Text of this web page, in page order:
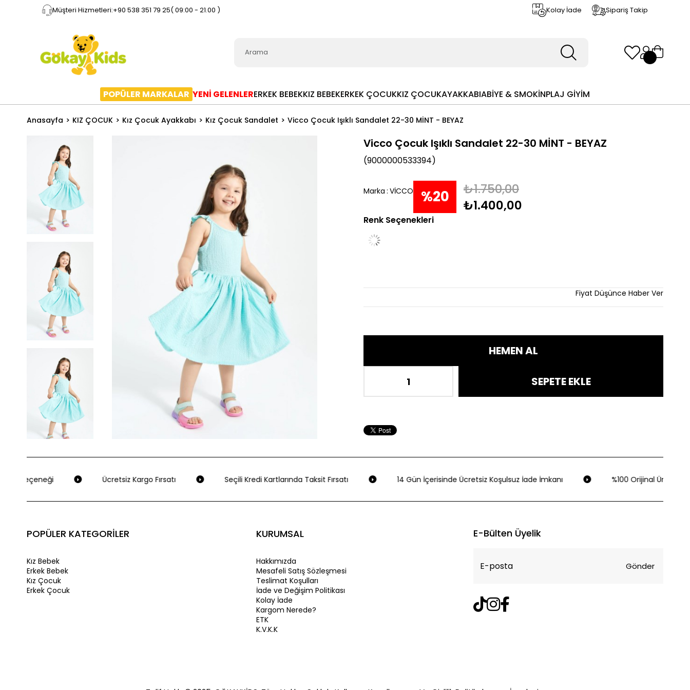
Müşteri Hizmetleri:+90 538 351 79 25( 09:00 - 21.00 ) Kolay İade Sipariş Takip
POPÜLER MARKALAR YENİ GELENLERERKEK BEBEKKIZ BEBEKERKEK ÇOCUKKIZ ÇOCUKAYAKKABIABİYE & SMOKİNPLAJ GİYİM
Anasayfa KIZ ÇOCUK Kız Çocuk Ayakkabı Kız Çocuk Sandalet Vicco Çocuk Işıklı Sandalet 22-30 MİNT - BEYAZ
Vicco Çocuk Işıklı Sandalet 22-30 MİNT - BEYAZ
(9000000533394)
Marka : VİCCO %20
İndirim
₺1.750,00
₺1.400,00
Renk Seçenekleri
Fiyat Düşünce Haber Ver
Seçeneği Ücretsiz Kargo Fırsatı Seçili Kredi Kartlarında Taksit Fırsatı 14 Gün İçerisinde Ücretsiz Koşulsuz İade İmkanı %100 Orijinal Ürün
POPÜLER KATEGORİLER
Kız Bebek
Erkek Bebek
Kız Çocuk
Erkek Çocuk
KURUMSAL
Hakkımızda
Mesafeli Satış Sözleşmesi
Teslimat Koşulları
İade ve Değişim Politikası
Kolay İade
Kargom Nerede?
ETK
K.V.K.K
E-Bülten Üyelik
Gönder